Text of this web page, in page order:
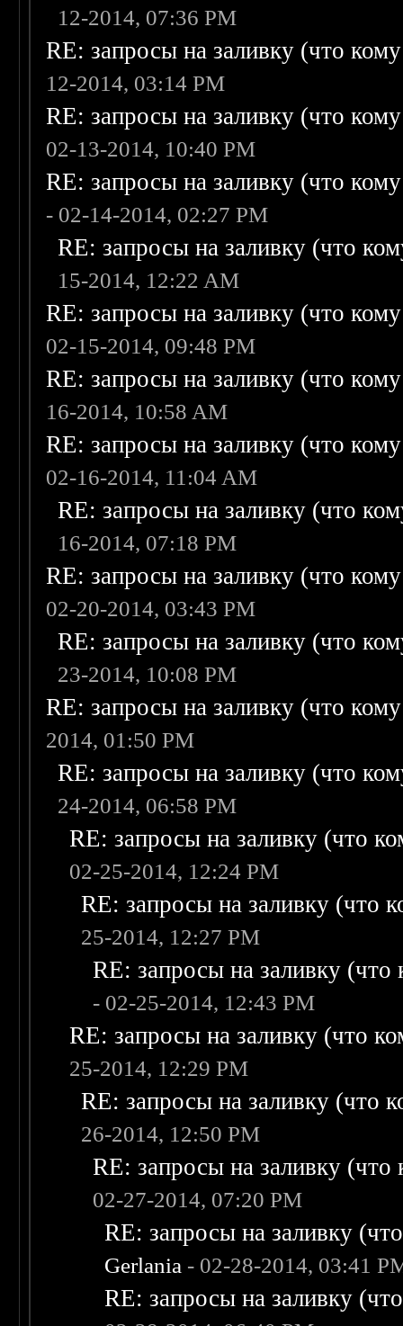
12-2014, 07:36 PM
RE: запросы на заливку (что
12-2014, 03:14 PM
RE: запросы на заливку (что
02-13-2014, 10:40 PM
RE: запросы на заливку (что
- 02-14-2014, 02:27 PM
RE: запросы на заливку (что
15-2014, 12:22 AM
RE: запросы на заливку (что
02-15-2014, 09:48 PM
RE: запросы на заливку (что
16-2014, 10:58 AM
RE: запросы на заливку (что
02-16-2014, 11:04 AM
RE: запросы на заливку (что
16-2014, 07:18 PM
RE: запросы на заливку (что
02-20-2014, 03:43 PM
RE: запросы на заливку (что
23-2014, 10:08 PM
RE: запросы на заливку (что
2014, 01:50 PM
RE: запросы на заливку (что
24-2014, 06:58 PM
RE: запросы на заливку (что
02-25-2014, 12:24 PM
RE: запросы на заливку (что
25-2014, 12:27 PM
RE: запросы на заливку
- 02-25-2014, 12:43 PM
RE: запросы на заливку (что
25-2014, 12:29 PM
RE: запросы на заливку (что
26-2014, 12:50 PM
RE: запросы на заливку
02-27-2014, 07:20 PM
RE: запросы на заливку
Gerlania - 02-28-2014, 03:41
RE: запросы на заливку